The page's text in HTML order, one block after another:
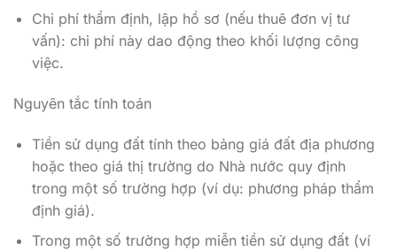
Chi phí thẩm định, lập hồ sơ (nếu thuê đơn vị tư
vấn): chi phí này dao động theo khối lượng công
việc.
Nguyên tắc tính toán
Tiền sử dụng đất tính theo bảng giá đất địa phương
hoặc theo giá thị trường do Nhà nước quy định
trong một số trường hợp (ví dụ: phương pháp thẩm
định giá).
Trong một số trường hợp miễn tiền sử dụng đất (ví